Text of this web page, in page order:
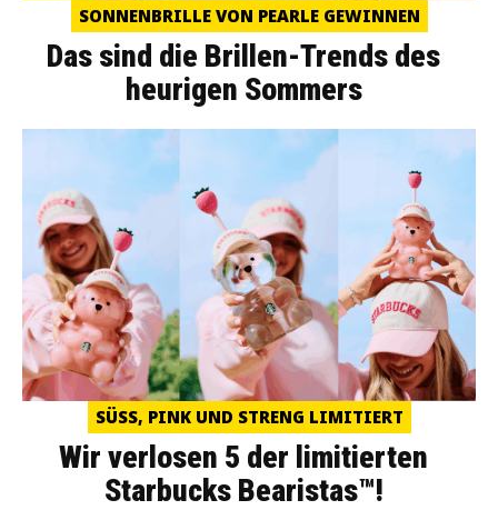
SONNENBRILLE VON PEARLE GEWINNEN
Das sind die Brillen-Trends des
heurigen Sommers
SÜSS, PINK UND STRENG LIMITIERT
Wir verlosen 5 der limitierten
Starbucks Bearistas™!